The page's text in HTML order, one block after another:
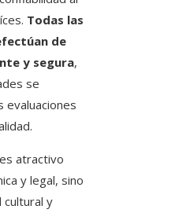
Todas las
de
y segura,
se
evaluaciones
atractivo
y legal, sino
cultural y